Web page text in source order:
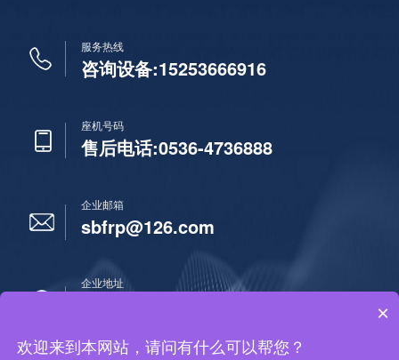
服务热线
咨询设备:15253666916
座机号码
售后电话:0536-4736888
企业邮箱
sbfrp@126.com
企业地址
山东省潍坊市安丘市新安街道锦山街西×
欢迎来到本网站，请问有什么可以帮您？